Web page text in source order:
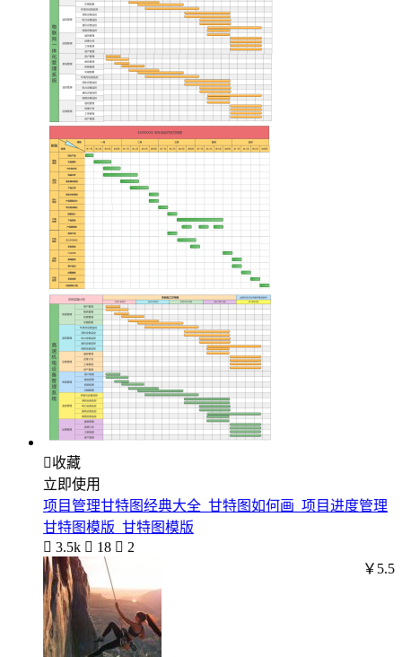
收藏
立即使用
项目管理甘特图经典大全_甘特图如何画_项目进度管理
甘特图模版_甘特图模版
 3.5k  18  2
￥5.5